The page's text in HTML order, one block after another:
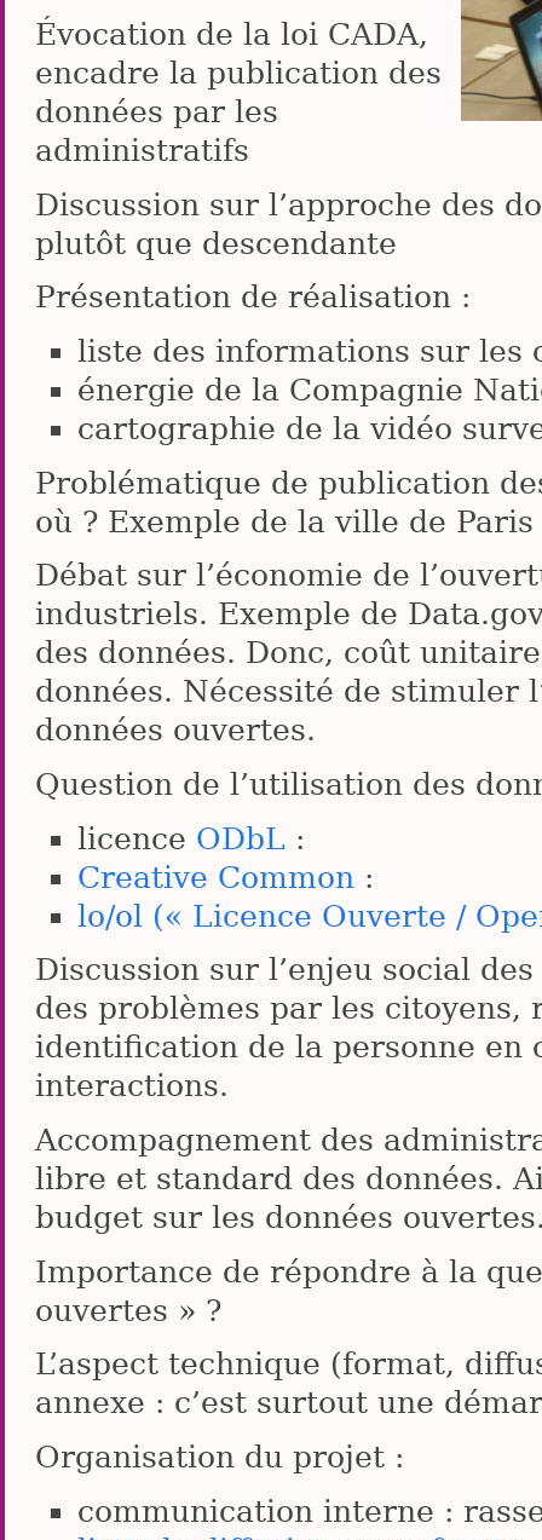
Évocation de la loi CADA,
encadre la publication des
données par les
administratifs
Discussion sur l’approche des
plutôt que descendante
Présentation de réalisation :
liste des informations sur les
énergie de la Compagnie
cartographie de la vidéo
Problématique de publication
où ? Exemple de la ville de
Débat sur l’économie de
industriels. Exemple de
des données. Donc, coût
données. Nécessité de stimuler
données ouvertes.
Question de l’utilisation des
licence ODbL :
Creative Common :
lo/ol (« Licence Ouverte /
Discussion sur l’enjeu social
des problèmes par les citoyens,
identification de la personne en
interactions.
Accompagnement des
libre et standard des données.
budget sur les données
Importance de répondre à la
ouvertes » ?
L’aspect technique (format,
annexe : c’est surtout une
Organisation du projet :
communication interne :